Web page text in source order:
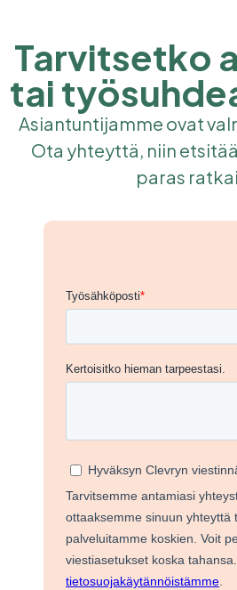
Tarvitsetko
tai
Asiantuntijamme ovat
Ota yhteyttä, niin
paras